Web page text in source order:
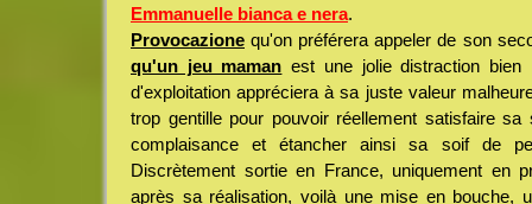
Emmanuelle bianca e nera.
Provocazione qu'on préférera appeler de son
qu'un jeu maman est une jolie distraction bien
d'exploitation appréciera à sa juste valeur
trop gentille pour pouvoir réellement satisfaire
complaisance et étancher ainsi sa soif de
Discrètement sortie en France, uniquement en
après sa réalisation, voilà une mise en bouche,